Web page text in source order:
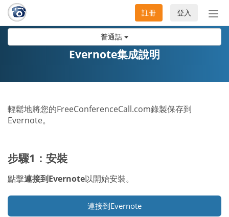
普通話
切
換
登入
註冊
Evernote集成說明
輕鬆地將您的FreeConferenceCall.com錄製保存到
Evernote。
步驟1：安裝
點擊連接到Evernote以開始安裝。
連接到Evernote